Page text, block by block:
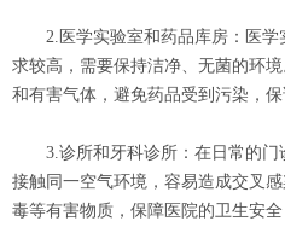
2.医学实验室和药品库房：医学
求较高，需要保持洁净、无菌的环
和有害气体，避免药品受到污染，保
3.诊所和牙科诊所：在日常的门
接触同一空气环境，容易造成交叉
毒等有害物质，保障医院的卫生安全